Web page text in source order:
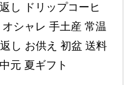
し ドリップコーヒ
シャレ 手土産 常温
し お供え 初盆 送料
元 夏ギフト